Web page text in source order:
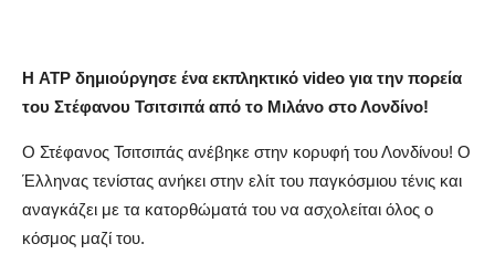
Η ATP δημιούργησε ένα εκπληκτικό video για την πορεία
του Στέφανου Τσιτσιπά από το Μιλάνο στο Λονδίνο!
Ο Στέφανος Τσιτσιπάς ανέβηκε στην κορυφή του Λονδίνου! Ο
Έλληνας τενίστας ανήκει στην ελίτ του παγκόσμιου τένις και
αναγκάζει με τα κατορθώματά του να ασχολείται όλος ο
κόσμος μαζί του.